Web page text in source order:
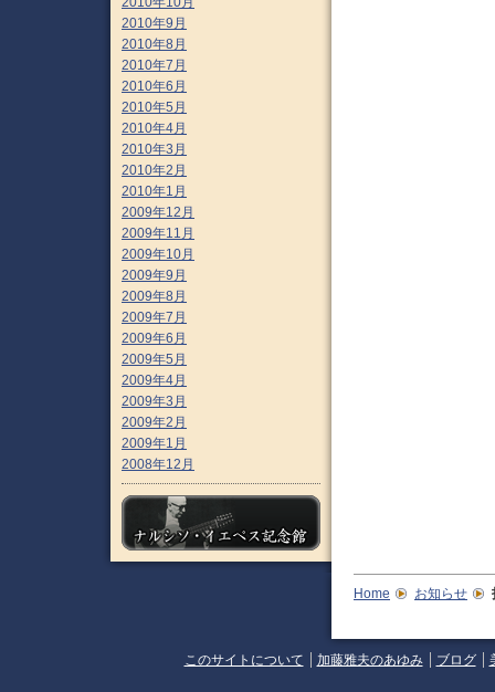
2010年9月
2010年8月
2010年7月
2010年6月
2010年5月
2010年4月
2010年3月
2010年2月
2010年1月
2009年12月
2009年11月
2009年10月
2009年9月
2009年8月
2009年7月
2009年6月
2009年5月
2009年4月
2009年3月
2009年2月
2009年1月
2008年12月
Home お知らせ
このサイトについて 加藤雅夫のあゆみ ブログ